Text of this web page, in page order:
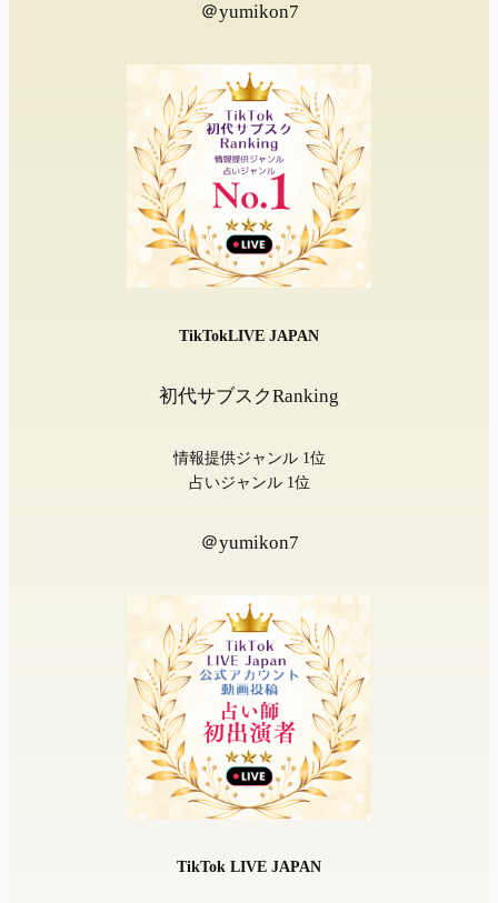
＠yumikon7
TikTokLIVE JAPAN
初代サブスクRanking
情報提供ジャンル 1位
占いジャンル 1位
＠yumikon7
TikTok LIVE JAPAN